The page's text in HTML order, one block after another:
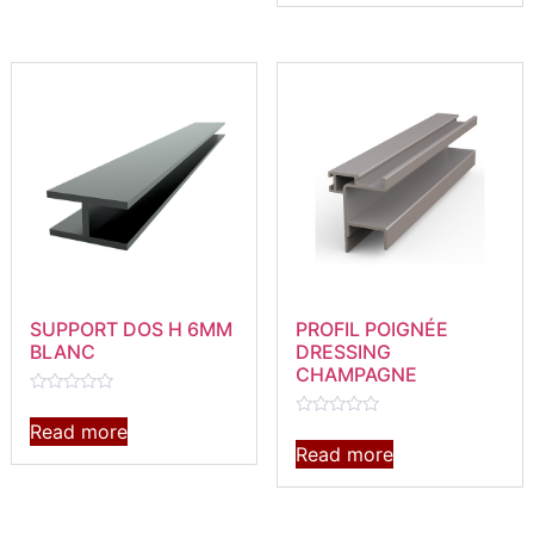
5
SUPPORT DOS H 6MM
BLANC
0
out
of
5
Read more
PROFIL POIGNÉE
DRESSING
CHAMPAGNE
0
out
of
5
Read more